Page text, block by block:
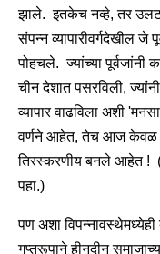
झाले. इतकेच नव्हे, तर
संपन्न व्यापारीवर्गदेखील जे
पोहचले. ज्यांच्या पूर्वजांनी
चीन देशात पसरविली,
व्यापार वाढविला अशी
वर्णने आहेत, तेच आज केवळ
तिरस्करणीय बनले आहेत !
पहा.)
पण अशा
गुप्तरूपाने हीनदीन